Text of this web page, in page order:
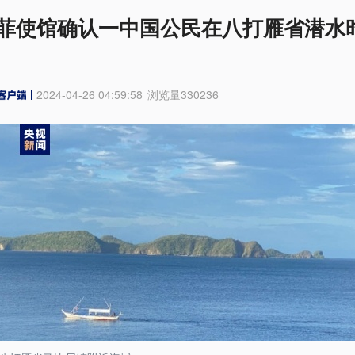
使馆确认一中国公民在八打雁省潜水
2024-04-26 04:59:58 浏览量330236